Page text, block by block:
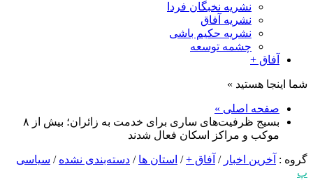
نشریه نخبگان فردا
نشریه آفاق
نشریه حکیم باشی
چشمه توسعه
آفاق +
شما اینجا هستید »
صفحه اصلی »
بسیج ظرفیت‌های ساری برای خدمت به زائران؛ بیش از ۸
موکب و مراکز اسکان فعال شدند
گروه : آخرین اخبار / آفاق +/ استان ها / دسته‌بندی نشده / سیاسی
پ